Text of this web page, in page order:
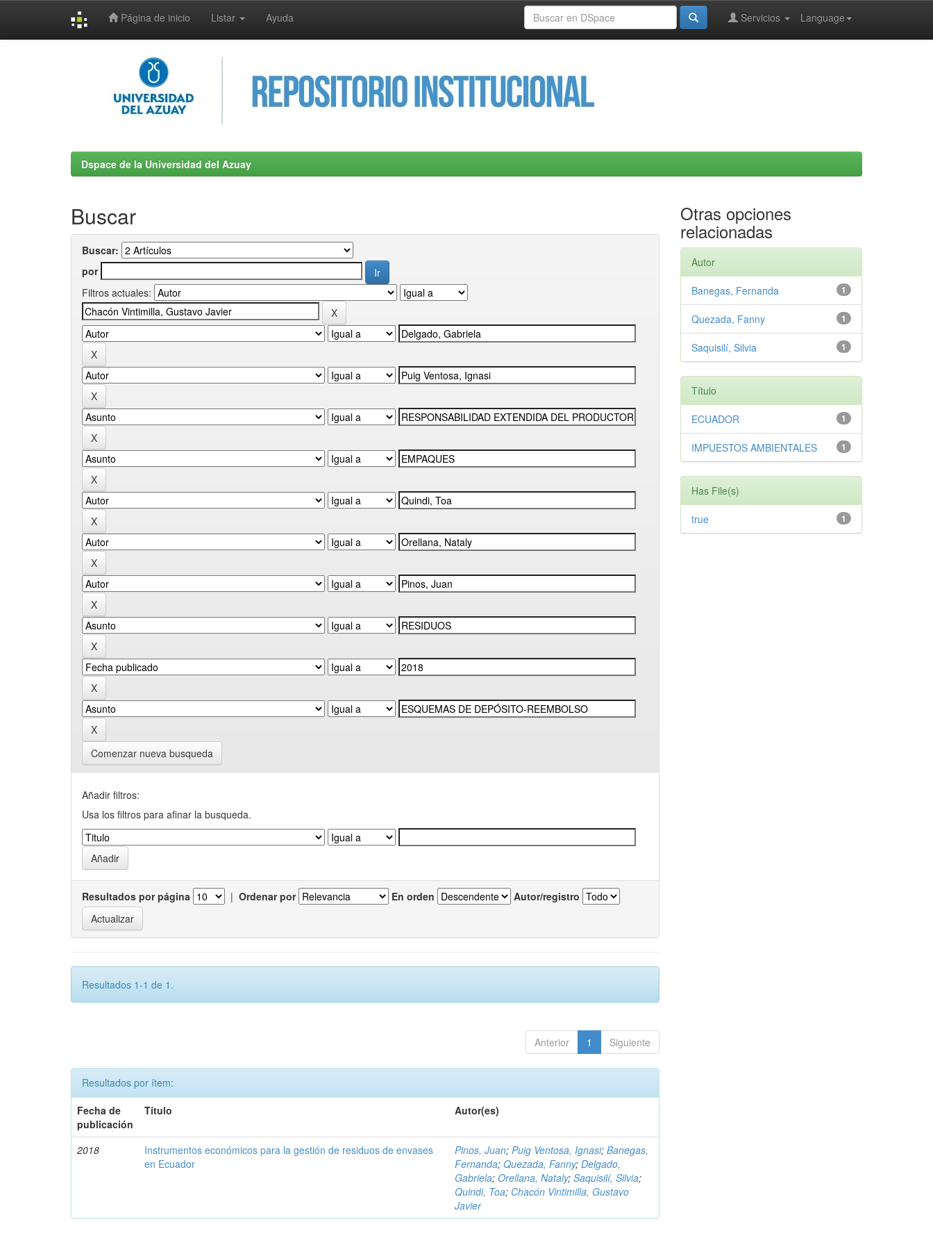
Página de inicio Listar Ayuda Language
Servicios
Dspace de la Universidad del Azuay
Buscar
Buscar:
por
Filtros actuales:
Comenzar nueva busqueda
Añadir filtros:
Usa los filtros para afinar la busqueda.
Resultados por página | Ordenar por En orden Autor/registro
Resultados 1-1 de 1.
Anterior 1 Siguiente
Resultados por ítem:
Fecha de
publicación
Título Autor(es)
2018
Instrumentos económicos para la gestión de residuos de envases
en Ecuador
Pinos, Juan;Puig Ventosa, Ignasi;Banegas,
Fernanda;Quezada, Fanny;Delgado,
Gabriela;Orellana, Nataly;Saquisilí, Silvia;
Quindi, Toa; Chacón Vintimilla, Gustavo
Javier
Otras opciones
relacionadas
Autor
1
Banegas, Fernanda
1
Quezada, Fanny
1
Saquisilí, Silvia
Título
1
ECUADOR
1
IMPUESTOS AMBIENTALES
Has File(s)
1
true